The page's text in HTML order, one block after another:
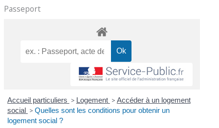
Passeport
Accueil particuliers > Logement > Accéder à un logement
social > Quelles sont les conditions pour obtenir un
logement social ?